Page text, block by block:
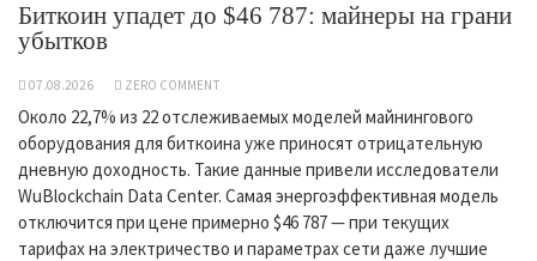
Биткоин упадет до $46 787: майнеры на грани
убытков
07.08.2026 ZERO COMMENT
Около 22,7% из 22 отслеживаемых моделей майнингового
оборудования для биткоина уже приносят отрицательную
дневную доходность. Такие данные привели исследователи
WuBlockchain Data Center. Самая энергоэффективная модель
отключится при цене примерно $46 787 — при текущих
тарифах на электричество и параметрах сети даже лучшие